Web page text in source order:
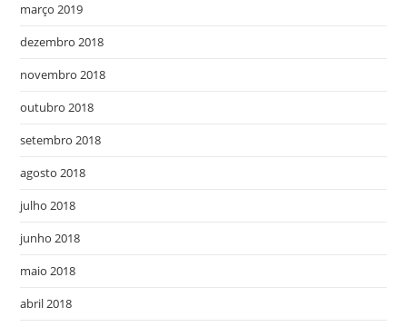
março 2019
dezembro 2018
novembro 2018
outubro 2018
setembro 2018
agosto 2018
julho 2018
junho 2018
maio 2018
abril 2018